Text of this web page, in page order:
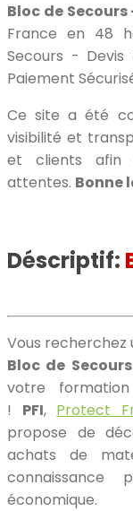
Bloc de Secours
France en 48
Secours -
Paiement
Ce site a été
visibilité et
et clients afin
attentes. Bonne
Déscriptif:
Vous recherchez
Bloc de
votre
! PFI, Protect
propose de
achats de
économique.